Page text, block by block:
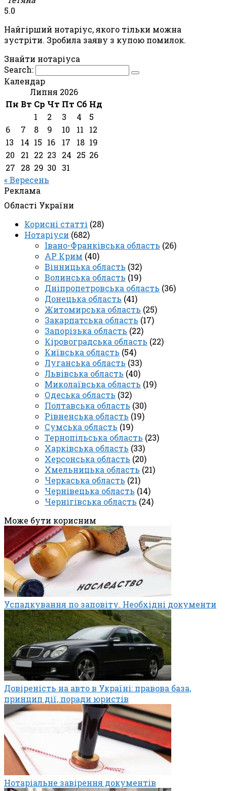
5.0
Найгірший нотаріус, якого тільки можна
зустріти. Зробила заяву з купою помилок.
Знайти нотаріуса
Search:
Календар
Липня 2026
Пн Вт Ср Чт Пт Сб Нд
1
2 3 4
5
6
7 8 9 10 11
12
13
14 15 16 17 18 19
20
21 22 23 24 25 26
27
28 29 30
31
« Вересень
Реклама
Області України
Корисні статті (28)
Нотаріуси (682)
Івано-Франківська область (26)
АР Крим (40)
Вінницька область (32)
Волинська область (19)
Дніпропетровська область (36)
Донецька область (41)
Житомирська область (25)
Закарпатська область (17)
Запорізька область (22)
Кіровоградська область (22)
Київська область (54)
Луганська область (33)
Львівська область (40)
Миколаївська область (19)
Одеська область (32)
Полтавська область (30)
Рівненська область (19)
Сумська область (19)
Тернопільська область (23)
Харківська область (33)
Херсонська область (20)
Хмельницька область (21)
Черкаська область (21)
Чернівецька область (14)
Чернігівська область (24)
Може бути корисним
Успадкування по заповіту. Необхідні документи
Довіреність на авто в Україні: правова база,
принцип дії, поради юристів
Нотаріальне завірення документів